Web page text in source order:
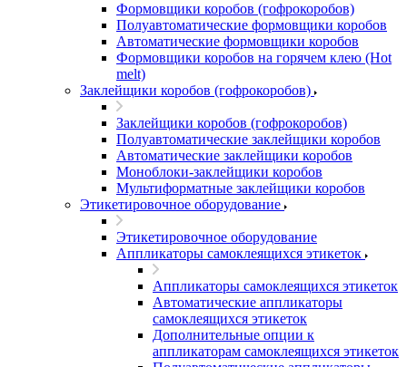
Формовщики коробов (гофрокоробов)
Полуавтоматические формовщики коробов
Автоматические формовщики коробов
Формовщики коробов на горячем клею (Hot
melt)
Заклейщики коробов (гофрокоробов)
Заклейщики коробов (гофрокоробов)
Полуавтоматические заклейщики коробов
Автоматические заклейщики коробов
Моноблоки-заклейщики коробов
Мультиформатные заклейщики коробов
Этикетировочное оборудование
Этикетировочное оборудование
Аппликаторы самоклеящихся этикеток
Аппликаторы самоклеящихся этикеток
Автоматические аппликаторы
самоклеящихся этикеток
Дополнительные опции к
аппликаторам самоклеящихся этикеток